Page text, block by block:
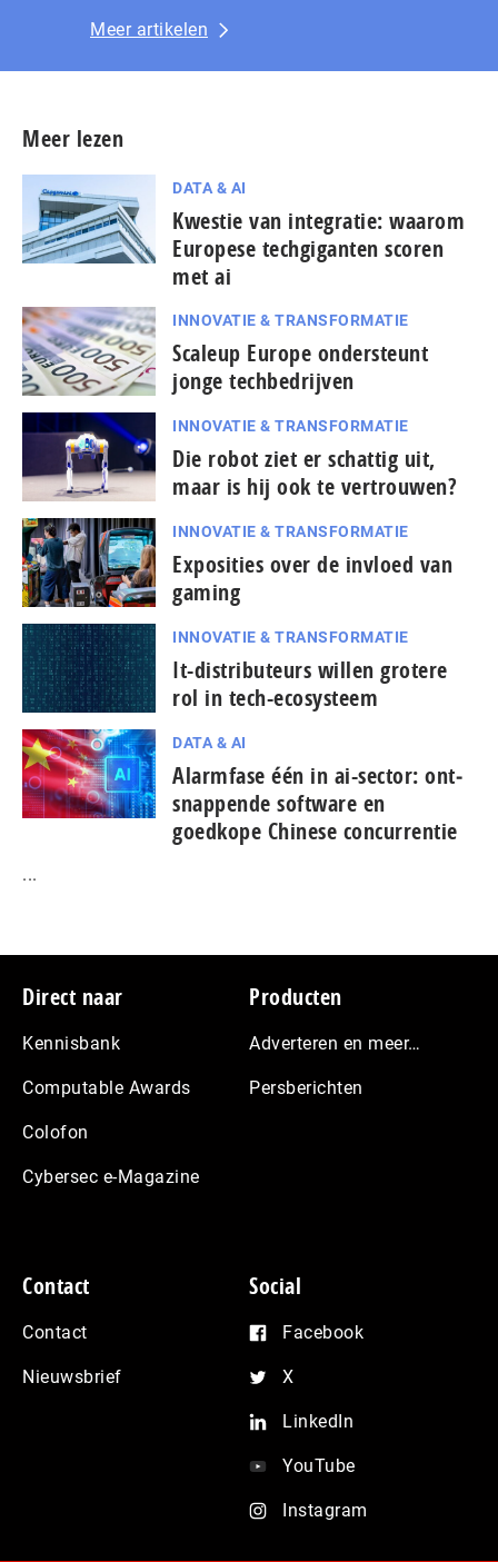
Meer artikelen
Meer lezen
DATA & AI
Kwestie van integratie: waarom
Europese techgiganten scoren
met ai
INNOVATIE & TRANSFORMATIE
Scaleup Europe ondersteunt
jonge techbedrijven
INNOVATIE & TRANSFORMATIE
Die robot ziet er schattig uit,
maar is hij ook te vertrouwen?
INNOVATIE & TRANSFORMATIE
Exposities over de invloed van
gaming
INNOVATIE & TRANSFORMATIE
It-dis­tri­bu­teurs willen grotere
rol in tech-ecosysteem
DATA & AI
Alarmfase één in ai-sector: ont­
snap­pen­de software en
goedkope Chinese con­cur­ren­tie
...
Footer
Direct naar
Kennisbank
Computable Awards
Colofon
Cybersec e-Magazine
Producten
Adverteren en meer…
Persberichten
Contact
Contact
Nieuwsbrief
Social
Facebook
X
LinkedIn
YouTube
Instagram